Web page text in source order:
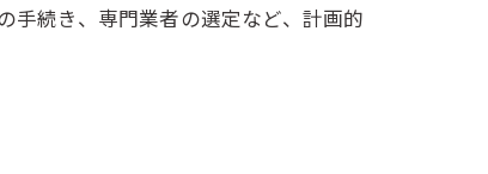
手続き、専門業者の選定など、計画的